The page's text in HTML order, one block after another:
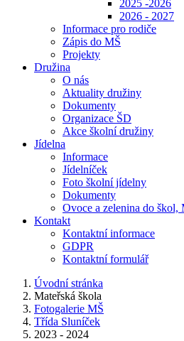
2025 -2026
2026 - 2027
Informace pro rodiče
Zápis do MŠ
Projekty
Družina
O nás
Aktuality družiny
Dokumenty
Organizace ŠD
Akce školní družiny
Jídelna
Informace
Jídelníček
Foto školní jídelny
Dokumenty
Ovoce a zelenina do škol,
Kontakt
Kontaktní informace
GDPR
Kontaktní formulář
Úvodní stránka
Mateřská škola
Fotogalerie MŠ
Třída Sluníček
2023 - 2024